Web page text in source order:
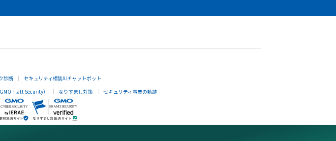
診断
セキュリティ相談AIチャットボット
Flatt Security） なりすまし対策 セキュリティ事業の軌跡